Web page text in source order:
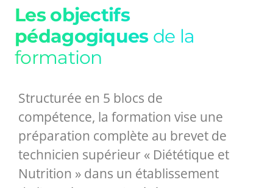
Les objectifs
pédagogiquesde la
formation
Structurée en 5 blocs de
compétence, la formation vise une
préparation complète au brevet de
technicien supérieur « Diététique et
Nutrition » dans un établissement